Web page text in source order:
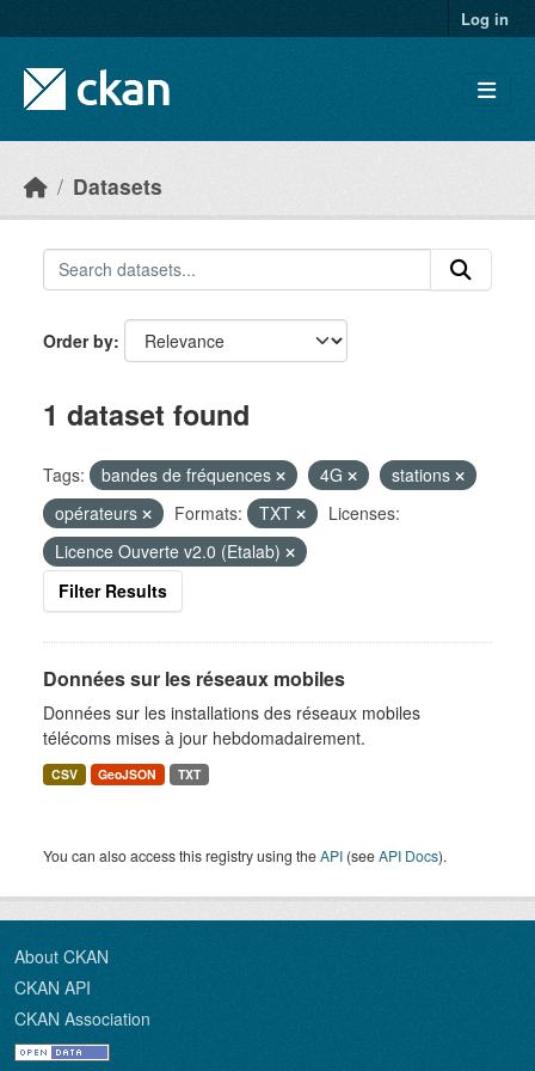
Log in
Datasets
Order by
1 dataset found
Tags: bandes de fréquences 4G
stations
opérateurs
Formats: TXT
Licenses:
Licence Ouverte v2.0 (Etalab)
Filter Results
Données sur les réseaux mobiles
Données sur les installations des réseaux mobiles
télécoms mises à jour hebdomadairement.
CSV GeoJSON TXT
You can also access this registry using theAPI (seeAPI Docs).
About CKAN
CKAN API
CKAN Association